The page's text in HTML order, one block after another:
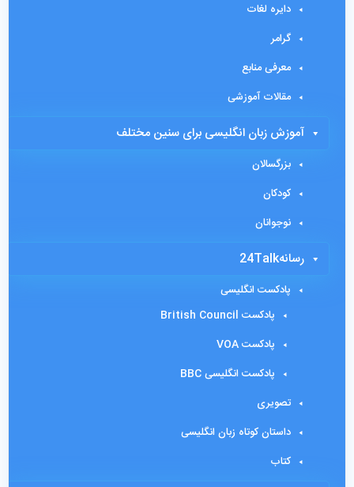
دایره لغات
گرامر
معرفی منابع
مقالات آموزشی
آموزش زبان انگلیسی برای سنین مختلف
بزرگسالان
کودکان
نوجوانان
رسانه24Talk
پادکست انگلیسی
پادکست British Council
پادکست VOA
پادکست انگلیسی BBC
تصویری
داستان کوتاه زبان انگلیسی
کتاب